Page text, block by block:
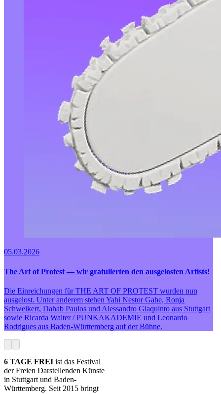
05.03.2026
The Art of Protest — wir gratulierten den ausgelosten Artists!
Die Einreichungen für THE ART OF PROTEST wurden nun
ausgelost. Unter anderem stehen Yahi Nestor Gahe, Ronja
Schweikert, Dahab Paulos und Alessandro Giaquinto aus Stuttgart
sowie Ricarda Walter / PUNKAKADEMIE und Leonardo
Rodrigues aus Baden-Württemberg auf der Bühne.
6 TAGE FREI ist das Festival
der Freien Darstellenden Künste
in Stuttgart und Baden-
Württemberg. Seit 2015 bringt